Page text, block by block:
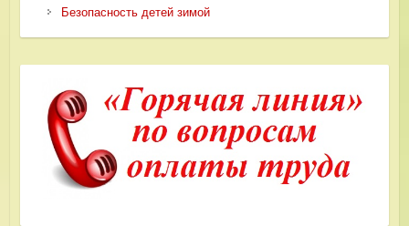
Безопасность детей зимой